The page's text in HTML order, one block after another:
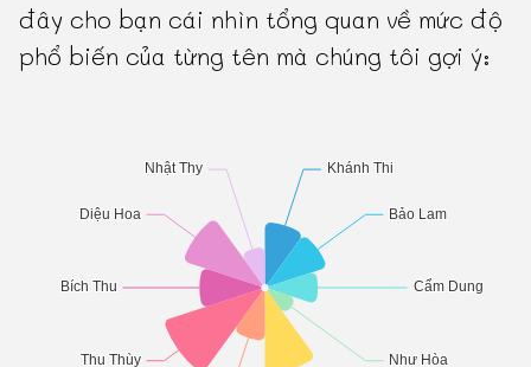
đây cho bạn cái nhìn tổng quan về mức độ
phổ biến của từng tên mà chúng tôi gợi ý: